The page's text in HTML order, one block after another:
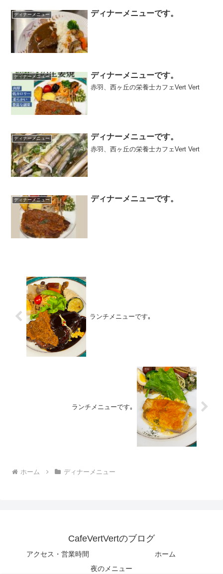
ディナーメニュー ディナーメニューです。
ディナーメニュー ディナーメニューです。
赤羽、西ヶ丘の栄養士カフェVert Vert
ディナーメニュー ディナーメニューです。
赤羽、西ヶ丘の栄養士カフェVert Vert
ディナーメニュー ディナーメニューです。
ランチメニューです｡
ランチメニューです｡
ホーム ディナーメニュー
CafeVertVertのブログ
アクセス・営業時間
ホーム
夜のメニュー